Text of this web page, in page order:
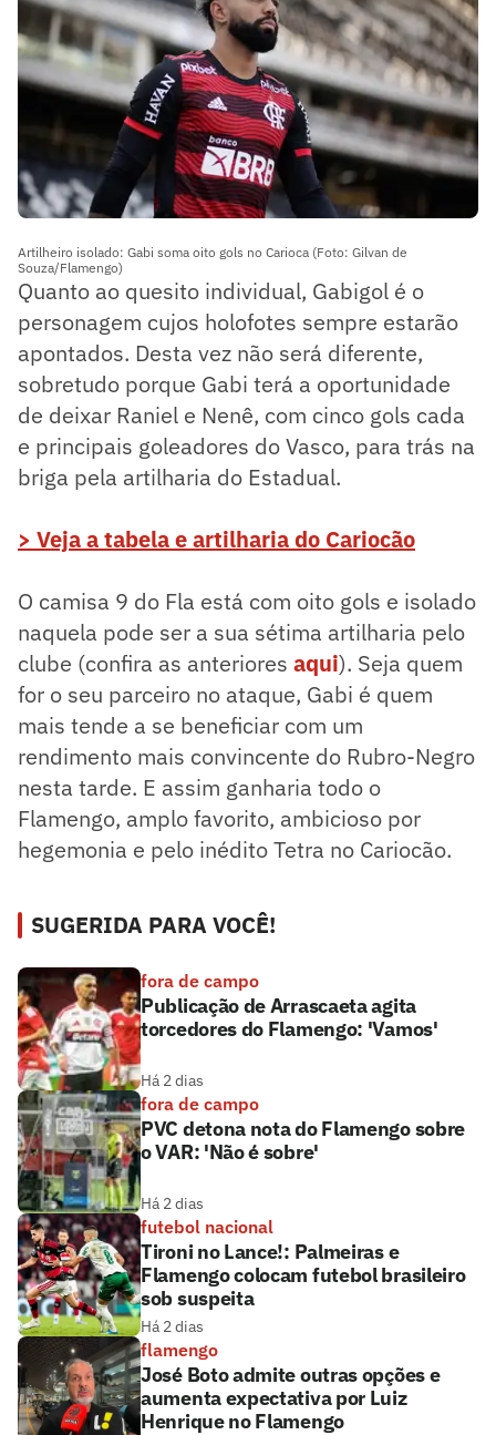
Artilheiro isolado: Gabi soma oito gols no Carioca (Foto: Gilvan de
Souza/Flamengo)
Quanto ao quesito individual, Gabigol é o
personagem cujos holofotes sempre estarão
apontados. Desta vez não será diferente,
sobretudo porque Gabi terá a oportunidade
de deixar Raniel e Nenê, com cinco gols cada
e principais goleadores do Vasco, para trás na
briga pela artilharia do Estadual.
> Veja a tabela e artilharia do Cariocão
O camisa 9 do Fla está com oito gols e isolado
naquela pode ser a sua sétima artilharia pelo
clube (confira as anteriores aqui). Seja quem
for o seu parceiro no ataque, Gabi é quem
mais tende a se beneficiar com um
rendimento mais convincente do Rubro-Negro
nesta tarde. E assim ganharia todo o
Flamengo, amplo favorito, ambicioso por
hegemonia e pelo inédito Tetra no Cariocão.
SUGERIDA PARA VOCÊ!
fora de campo
Publicação de Arrascaeta agita
torcedores do Flamengo: 'Vamos'
Há 2 dias
fora de campo
PVC detona nota do Flamengo sobre
o VAR: 'Não é sobre'
Há 2 dias
futebol nacional
Tironi no Lance!: Palmeiras e
Flamengo colocam futebol brasileiro
sob suspeita
Há 2 dias
flamengo
José Boto admite outras opções e
aumenta expectativa por Luiz
Henrique no Flamengo